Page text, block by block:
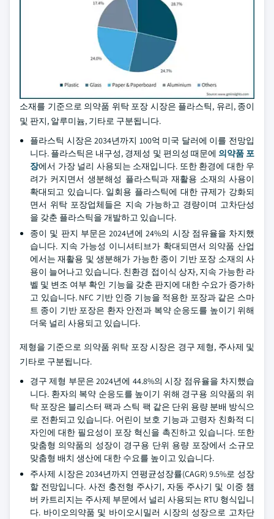
소재를 기준으로 의약품 위탁 포장 시장은 플라스틱, 유리, 종이
및 판지, 알루미늄, 기타로 구분됩니다.
플라스틱 시장은 2034년까지 100억 미국 달러에 이를 전망입
니다. 플라스틱은 내구성, 경제성 및 편의성 때문에 의약품 포
장에서 가장 널리 사용되는 소재입니다. 또한 환경에 대한 우
려가 커지면서 생분해성 플라스틱과 재활용 소재의 사용이
확대되고 있습니다. 일회용 플라스틱에 대한 규제가 강화되
면서 위탁 포장업체들은 지속 가능하고 경량이며 고차단성
을 갖춘 플라스틱을 개발하고 있습니다.
종이 및 판지 부문은 2024년에 24%의 시장 점유율을 차지했
습니다. 지속 가능성 이니셔티브가 확대되면서 의약품 산업
에서는 재활용 및 생분해가 가능한 종이 기반 포장 소재의 사
용이 늘어나고 있습니다. 친환경 접이식 상자, 지속 가능한 라
벨 및 변조 여부 확인 기능을 갖춘 판지에 대한 수요가 증가하
고 있습니다. NFC 기반 인증 기능을 적용한 포장과 같은 스마
트 종이 기반 포장은 환자 안전과 복약 순응도를 높이기 위해
더욱 널리 사용되고 있습니다.
제형을 기준으로 의약품 위탁 포장 시장은 경구 제형, 주사제 및
기타로 구분됩니다.
경구 제형 부문은 2024년에 44.8%의 시장 점유율을 차지했습
니다. 환자의 복약 순응도를 높이기 위해 경구용 의약품의 위
탁 포장은 블리스터 팩과 스틱 팩 같은 단위 용량 분배 방식으
로 전환되고 있습니다. 어린이 보호 기능과 고령자 친화적 디
자인에 대한 필요성이 포장 혁신을 촉진하고 있습니다. 또한
맞춤형 의약품의 성장이 경구용 단위 용량 포장에서 소규모
맞춤형 배치 생산에 대한 수요를 높이고 있습니다.
주사제 시장은 2034년까지 연평균성장률(CAGR) 9.5%로 성장
할 전망입니다. 사전 충전형 주사기, 자동 주사기 및 이중 챔
버 카트리지는 주사제 부문에서 널리 사용되는 RTU 형식입니
다. 바이오의약품 및 바이오시밀러 시장의 성장으로 고차단